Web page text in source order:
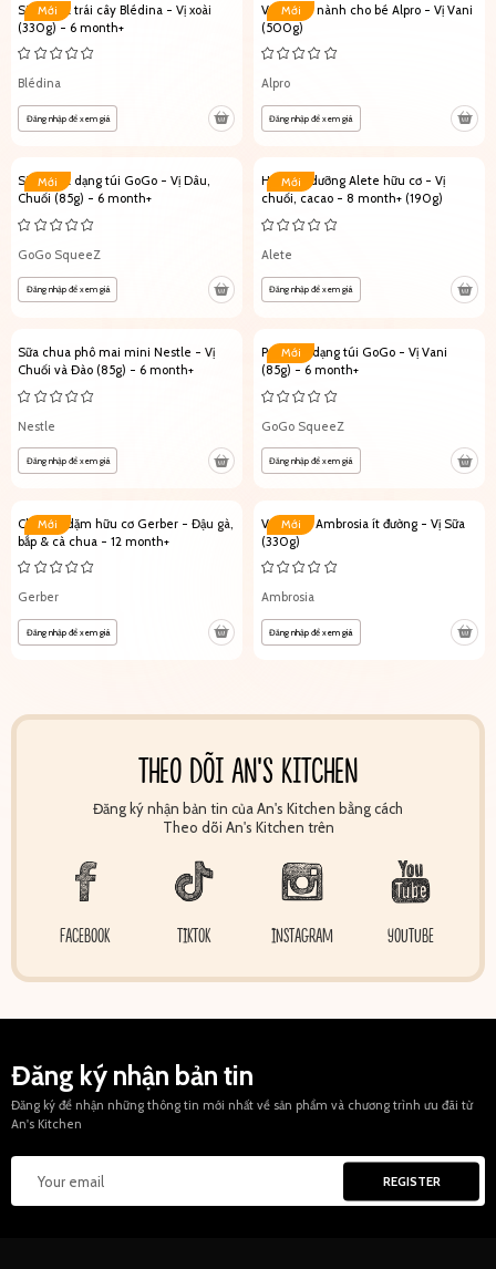
Mới
Sữa chua trái cây Blédina - Vị xoài
(330g) - 6 month+
Blédina
Đăng nhập để xem giá
Mới
Váng đậu nành cho bé Alpro - Vị Vani
(500g)
Alpro
Đăng nhập để xem giá
Mới
Sữa chua dạng túi GoGo - Vị Dâu,
Chuối (85g) - 6 month+
GoGo SqueeZ
Đăng nhập để xem giá
Mới
Hũ dinh dưỡng Alete hữu cơ - Vị
chuối, cacao - 8 month+ (190g)
Alete
Đăng nhập để xem giá
Sữa chua phô mai mini Nestle - Vị
Chuối và Đào (85g) - 6 month+
Nestle
Đăng nhập để xem giá
Mới
Pudding dạng túi GoGo - Vị Vani
(85g) - 6 month+
GoGo SqueeZ
Đăng nhập để xem giá
Mới
Cháo ăn dặm hữu cơ Gerber - Đậu gà,
bắp & cà chua - 12 month+
Gerber
Đăng nhập để xem giá
Mới
Váng sữa Ambrosia ít đường - Vị Sữa
(330g)
Ambrosia
Đăng nhập để xem giá
THEO DÕI AN'S KITCHEN
Đăng ký nhận bản tin của An's Kitchen bằng cách
Theo dõi An's Kitchen trên
FACEBOOK TIKTOK INSTAGRAM YOUTUBE
Đăng ký nhận bản tin
Đăng ký để nhận những thông tin mới nhất về sản phẩm và chương trình ưu đãi từ
An's Kitchen